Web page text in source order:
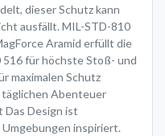
dieser Schutz kann
ausfällt. MIL-STD-810
Aramid erfüllt die
für höchste Stoß- und
maximalen Schutz
Abenteuer
Design ist
inspiriert.